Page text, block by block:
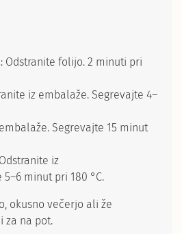
: Odstranite folijo. 2 minuti pri
iz embalaže. Segrevajte 4–
Segrevajte 15 minut
Odstranite iz
5–6 minut pri 180 °C.
okusno večerjo ali že
za na pot.